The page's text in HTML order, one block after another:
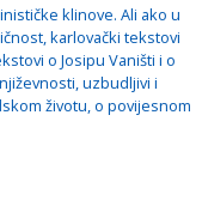
klinove. Ali ako u
karlovački tekstovi
o Josipu Vaništi i o
uzbudljivi i
životu, o povijesnom